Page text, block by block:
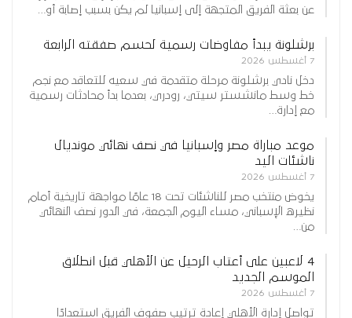
عن بعثة الفريق المتجهة إلى إسبانيا لم يكن بسبب إصابة أو…
برشلونة يبدأ مفاوضات رسمية لحسم صفقته الرابعة
7 أغسطس 2026
دخل نادي برشلونة مرحلة متقدمة في سعيه للتعاقد مع نجم
خط وسط مانشستر سيتي، رودري، بعدما بدأ محادثات رسمية
مع إدارة…
موعد مباراة مصر وإسبانيا في نصف نهائي مونديال
ناشئات اليد
7 أغسطس 2026
يخوض منتخب مصر للناشئات تحت 18 عامًا مواجهة تاريخية أمام
نظيره الإسباني، مساء اليوم الجمعة، في الدور نصف النهائي
من…
4 لاعبين على أعتاب الرحيل عن الأهلي قبل انطلاق
الموسم الجديد
7 أغسطس 2026
تواصل إدارة الأهلي إعادة ترتيب صفوف الفريق استعدادًا